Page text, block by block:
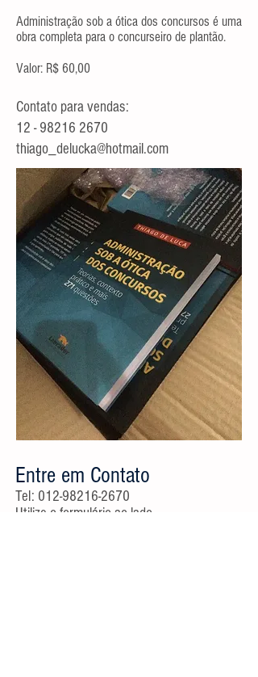
Administração sob a ótica dos concursos é uma
obra completa para o concurseiro de plantão.
Valor: R$ 60,00
Contato para vendas:
12 - 98216 2670
thiago_delucka@hotmail.com
Entre em Contato
Tel: 012-98216-2670
Utilize o formulário ao lado